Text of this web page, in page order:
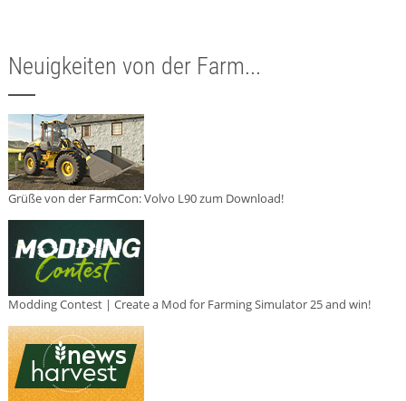
Neuigkeiten von der Farm...
Grüße von der FarmCon: Volvo L90 zum Download!
Modding Contest | Create a Mod for Farming Simulator 25 and win!